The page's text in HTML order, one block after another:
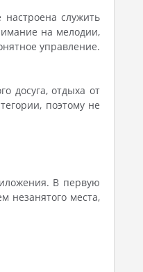
служить
на мелодии,
управление.
досуга, отдыха от
поэтому не
В первую
незанятого места,